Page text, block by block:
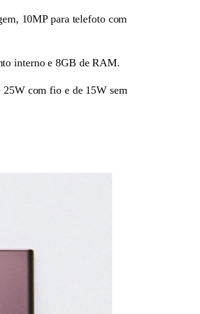
10MP para telefoto com
interno e 8GB de RAM.
25W com fio e de 15W sem